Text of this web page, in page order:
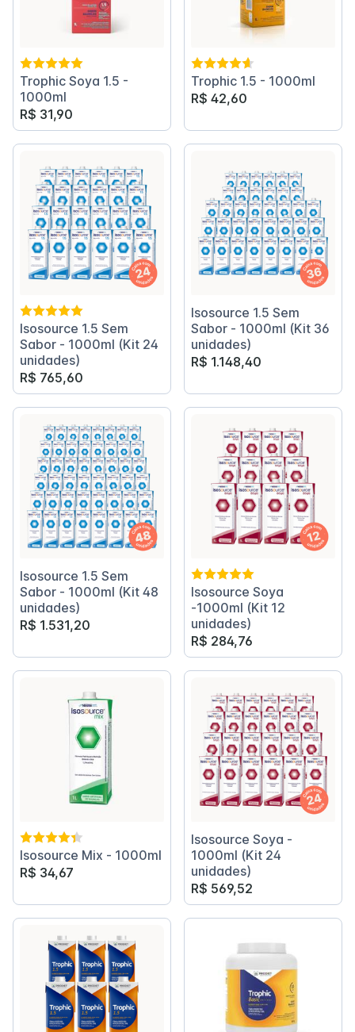
Trophic Soya 1.5 -
1000ml
R$ 31,90
Trophic 1.5 - 1000ml
R$ 42,60
Isosource 1.5 Sem
Sabor - 1000ml (Kit 24
unidades)
R$ 765,60
Isosource 1.5 Sem
Sabor - 1000ml (Kit 36
unidades)
R$ 1.148,40
Isosource 1.5 Sem
Sabor - 1000ml (Kit 48
unidades)
R$ 1.531,20
Isosource Soya
-1000ml (Kit 12
unidades)
R$ 284,76
Isosource Mix - 1000ml
R$ 34,67
Isosource Soya -
1000ml (Kit 24
unidades)
R$ 569,52